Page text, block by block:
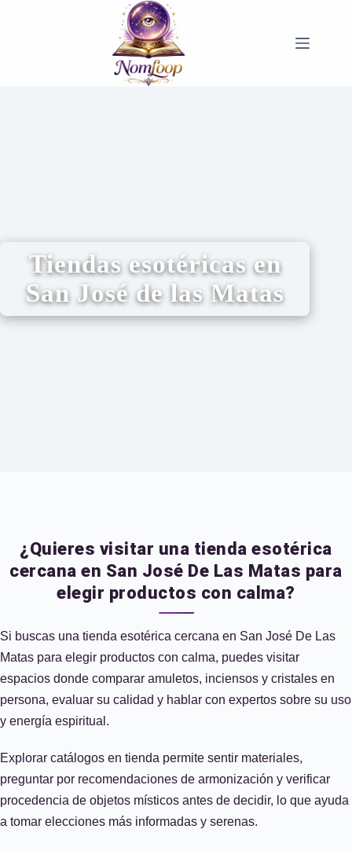
Tiendas esotéricas en
San José de las Matas
¿Quieres visitar una tienda esotérica
cercana en San José De Las Matas para
elegir productos con calma?
Si buscas una tienda esotérica cercana en San José De Las
Matas para elegir productos con calma, puedes visitar
espacios donde comparar amuletos, inciensos y cristales en
persona, evaluar su calidad y hablar con expertos sobre su uso
y energía espiritual.
Explorar catálogos en tienda permite sentir materiales,
preguntar por recomendaciones de armonización y verificar
procedencia de objetos místicos antes de decidir, lo que ayuda
a tomar elecciones más informadas y serenas.